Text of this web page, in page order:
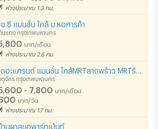
ห่างประมาณ 1.3 กม.
อ.ซี แมนชั่น ใกล้ ม.หอการค้า
นแดง กรุงเทพมหานคร
บาท/เดือน
ห่างประมาณ 2.6 กม.
เดอะแกรนด์ แมนชั่น ใกล้MRTลาดพร้าว MRTรัชดา MRTพหลโยธิน
ตุจักร กรุงเทพมหานคร
- 7,800 บาท/เดือน
บาท/วัน
ห่างประมาณ 1.7 กม.
านผาสุขอพาร์ทเม้นท์